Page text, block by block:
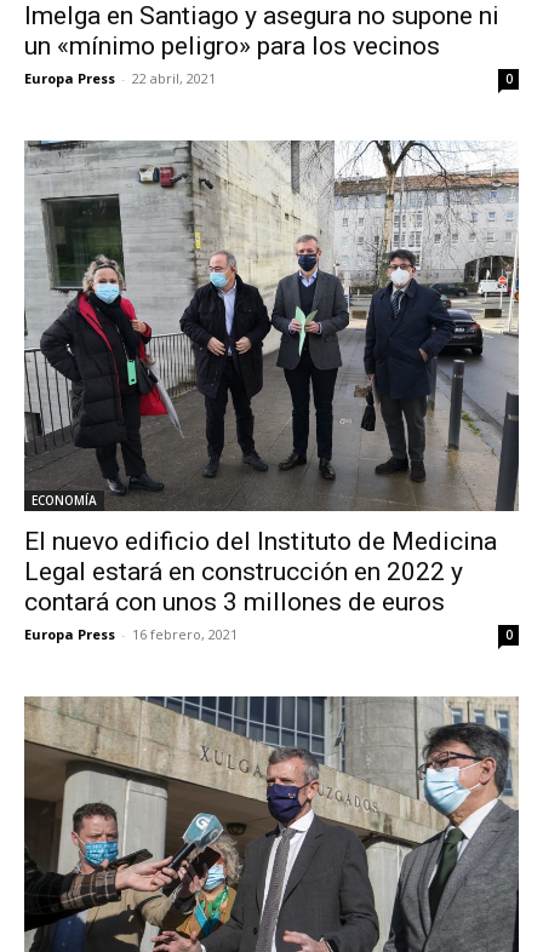
Imelga en Santiago y asegura no supone ni
un «mínimo peligro» para los vecinos
Europa Press - 22 abril, 2021 0
ECONOMÍA
El nuevo edificio del Instituto de Medicina
Legal estará en construcción en 2022 y
contará con unos 3 millones de euros
Europa Press - 16 febrero, 2021 0